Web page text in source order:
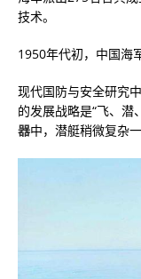
技术。
1950年代初，中国海
现代国防与安全研究
的发展战略是“飞、潜
器中，潜艇稍微复杂